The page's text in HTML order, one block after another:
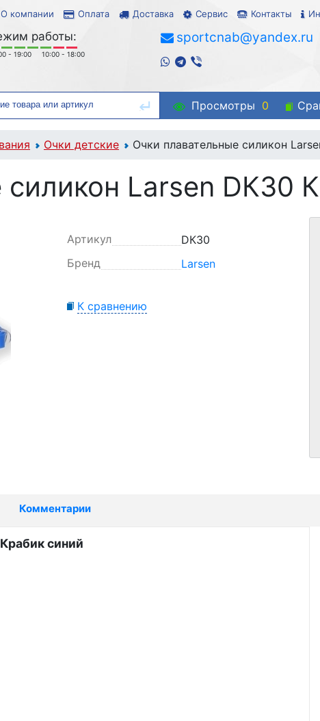
О компании Оплата Доставка Сервис Контакты
работы:
- 19:00 10:00 - 18:00
sportcnab@yandex.ru
Просмотры 0
Очки детские Очки плавательные силикон
Larsen DК30
Артикул
DК30
Бренд
Larsen
К сравнению
Комментарии
синий